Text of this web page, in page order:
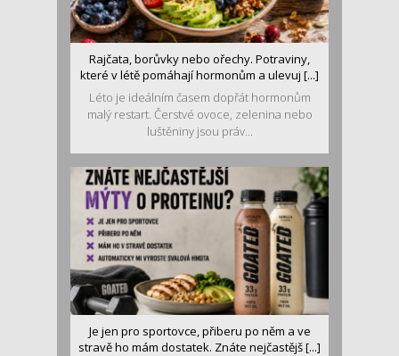
Rajčata, borůvky nebo ořechy. Potraviny,
které v létě pomáhají hormonům a ulevuj [...]
Léto je ideálním časem dopřát hormonům
malý restart. Čerstvé ovoce, zelenina nebo
luštěniny jsou práv...
Je jen pro sportovce, přiberu po něm a ve
stravě ho mám dostatek. Znáte nejčastějš [...]